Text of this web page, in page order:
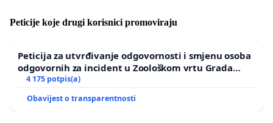
Peticije koje drugi korisnici promoviraju
Peticija za utvrđivanje odgovornosti i smjenu osoba
odgovornih za incident u Zoološkom vrtu Grada
Zagreba
4 175 potpis(a)
Obavijest o transparentnosti